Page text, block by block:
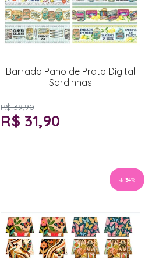
Barrado Pano de Prato Digital
Sardinhas
R$ 39,90
R$ 31,90
34%